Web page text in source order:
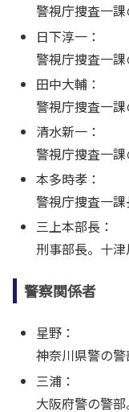
警視庁捜査一課
日下淳一：
警視庁捜査一課
田中大輔：
警視庁捜査一課
清水新一：
警視庁捜査一課
本多時孝：
警視庁捜査一課
三上本部長：
刑事部長。十津
警察関係者
星野：
神奈川県警の警
三浦：
大阪府警の警部